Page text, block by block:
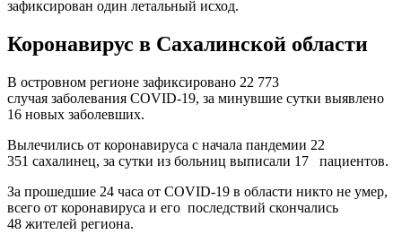
зафиксирован один летальный исход.
Коронавирус в Сахалинской области
В островном регионе зафиксировано 22 773
случая заболевания COVID-19, за минувшие сутки выявлено
16 новых заболевших.
Вылечились от коронавируса с начала пандемии 22
351 сахалинец, за сутки из больниц выписали 17 пациентов.
За прошедшие 24 часа от COVID-19 в области никто не умер,
всего от коронавируса и его последствий скончались
48 жителей региона.